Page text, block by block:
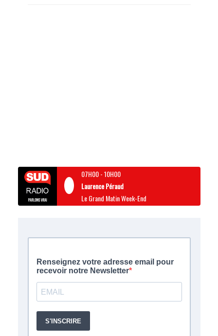
07H00-10H00
Laurence Péraud
Le Grand Matin Week-End